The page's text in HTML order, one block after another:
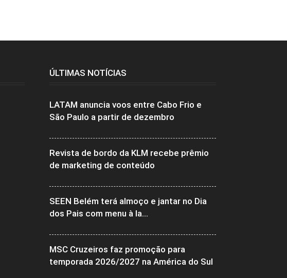
ÚLTIMAS NOTÍCIAS
LATAM anuncia voos entre Cabo Frio e
São Paulo a partir de dezembro
Revista de bordo da KLM recebe prêmio
de marketing de conteúdo
SEEN Belém terá almoço e jantar no Dia
dos Pais com menu à la...
MSC Cruzeiros faz promoção para
temporada 2026/2027 na América do Sul